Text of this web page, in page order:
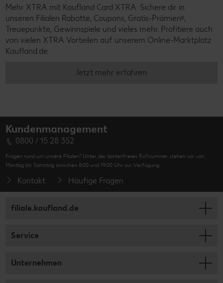
Mehr XTRA mit Kaufland Card XTRA: Sichere dir in
unseren Filialen Rabatte, Coupons, Gratis-Prämienᵖ,
Treuepunkte, Gewinnspiele und vieles mehr. Profitiere auch
von vielen XTRA Vorteilen auf unserem Online-Marktplatz
Kaufland.de
Jetzt mehr erfahren
Kundenmanagement
0800 / 15 28 352
Fragen rund um unsere Filialen? Unter der kostenfreien Rufnummer stehen wir von
Montag bis Samstag zwischen 8:00 und 19:00 Uhr zur Verfügung.
Kontakt Häufige Fragen
filiale.kaufland.de
Service
Unternehmen